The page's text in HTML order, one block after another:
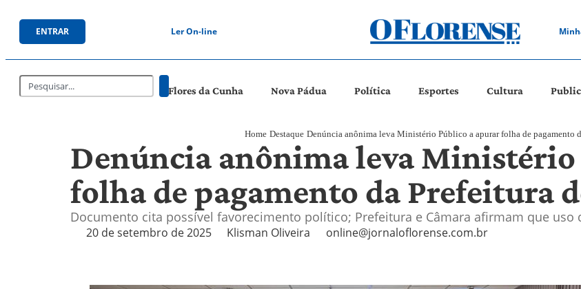
ENTRAR Ler On-line
Flores da Cunha Nova Pádua Política Esportes Cultura
Home Destaque Denúncia anônima leva Ministério Público a apurar folha de pagamento
Denúncia anônima leva
folha de pagamento da Prefeitura
Documento cita possível favorecimento político; Prefeitura e Câmara afirmam que uso
20 de setembro de 2025 Klisman Oliveira online@jornaloflorense.com.br